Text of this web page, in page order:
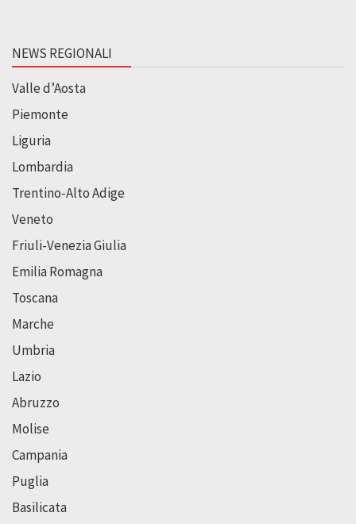
NEWS REGIONALI
Valle d’Aosta
Piemonte
Liguria
Lombardia
Trentino-Alto Adige
Veneto
Friuli-Venezia Giulia
Emilia Romagna
Toscana
Marche
Umbria
Lazio
Abruzzo
Molise
Campania
Puglia
Basilicata